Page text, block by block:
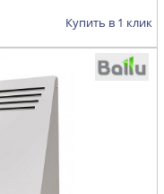
Купить в 1 клик